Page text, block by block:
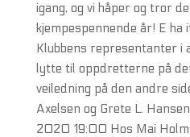
igang, og vi håper og tror
kjempespennende år! E
Klubbens representanter i
lytte til oppdretterne på
veiledning på den andre
Axelsen og Grete L.
2020 19:00 Hos Mai